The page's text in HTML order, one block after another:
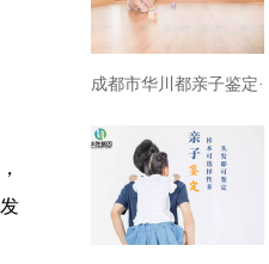
成都市华川都亲子鉴定···